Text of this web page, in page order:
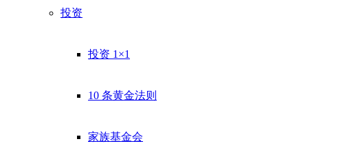
投资
投资 1×1
10 条黄金法则
家族基金会